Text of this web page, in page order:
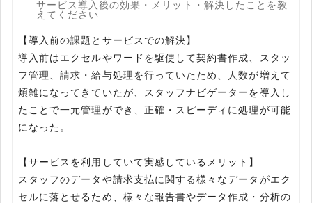
サービス導入後の効果・メリット・解決したことを教
えてください
【導入前の課題とサービスでの解決】
導入前はエクセルやワードを駆使して契約書作成、スタッ
フ管理、請求・給与処理を行っていたため、人数が増えて
煩雑になってきていたが、スタッフナビゲーターを導入し
たことで一元管理ができ、正確・スピーディに処理が可能
になった。
【サービスを利用していて実感しているメリット】
スタッフのデータや請求支払に関する様々なデータがエク
セルに落とせるため、様々な報告書やデータ作成・分析の